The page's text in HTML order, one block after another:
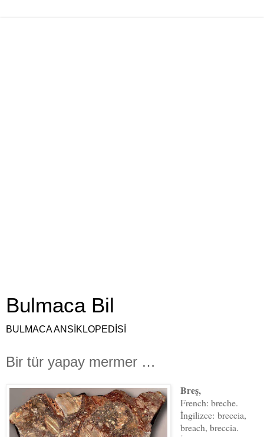
Bulmaca Bil
BULMACA ANSİKLOPEDİSİ
Bir tür yapay mermer …
Breş,
French: breche.
İngilizce: breccia,
breach, breccia.